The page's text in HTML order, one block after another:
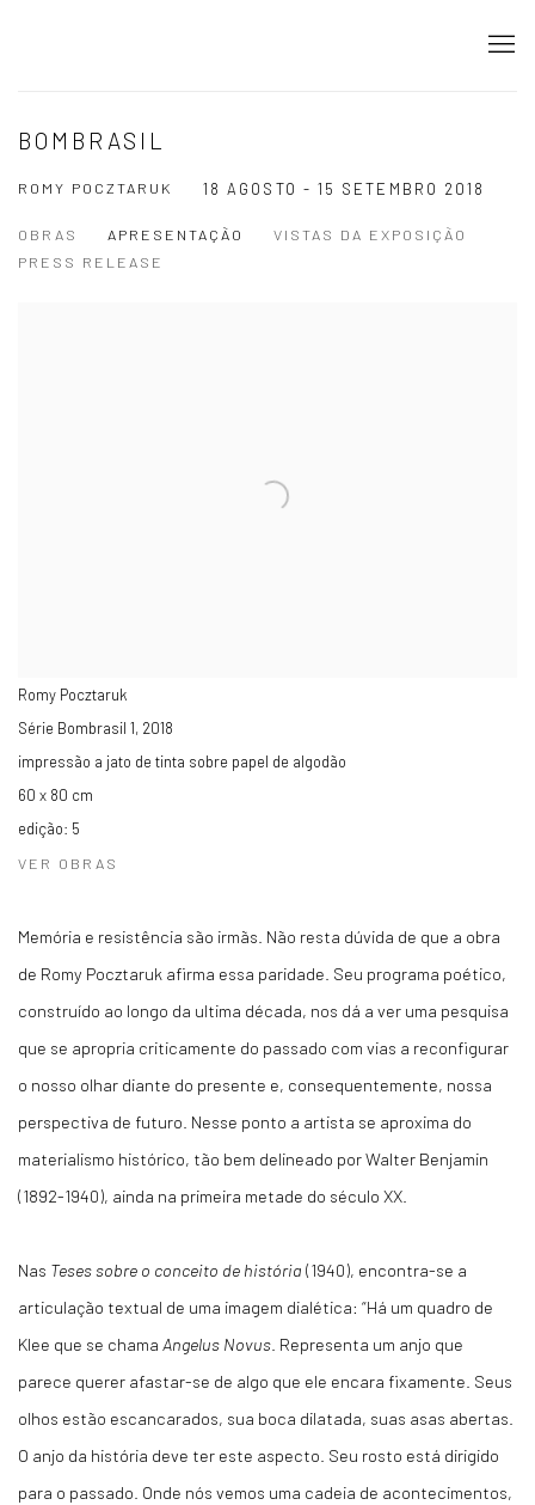
BOMBRASIL
ROMY POCZTARUK 18 AGOSTO - 15 SETEMBRO 2018
OBRAS APRESENTAÇÃO
VISTAS DA EXPOSIÇÃO
PRESS RELEASE
Romy Pocztaruk
Série Bombrasil 1, 2018
impressão a jato de tinta sobre papel de algodão
60 x 80 cm
edição: 5
VER OBRAS
Memória e resistência são irmãs. Não resta dúvida de que a obra
de Romy Pocztaruk afirma essa paridade. Seu programa poético,
construído ao longo da ultima década, nos dá a ver uma pesquisa
que se apropria criticamente do passado com vias a reconfigurar
o nosso olhar diante do presente e, consequentemente, nossa
perspectiva de futuro. Nesse ponto a artista se aproxima do
materialismo histórico, tão bem delineado por Walter Benjamin
(1892-1940), ainda na primeira metade do século XX.
Nas Teses sobre o conceito de história (1940), encontra-se a
articulação textual de uma imagem dialética: “Há um quadro de
Klee que se chama Angelus Novus . Representa um anjo que
parece querer afastar-se de algo que ele encara fixamente. Seus
olhos estão escancarados, sua boca dilatada, suas asas abertas.
O anjo da história deve ter este aspecto. Seu rosto está dirigido
para o passado. Onde nós vemos uma cadeia de acontecimentos,